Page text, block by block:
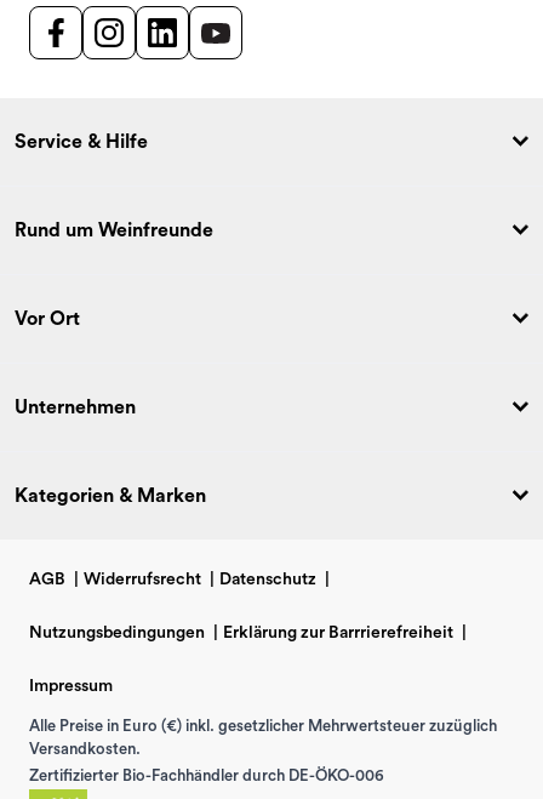
Service & Hilfe
Rund um Weinfreunde
Vor Ort
Unternehmen
Kategorien & Marken
AGB Widerrufsrecht Datenschutz
Nutzungsbedingungen Erklärung zur Barrrierefreiheit
Impressum
Alle Preise in Euro (€) inkl. gesetzlicher Mehrwertsteuer zuzüglich
Versandkosten.
Zertifizierter Bio-Fachhändler durch DE-ÖKO-006